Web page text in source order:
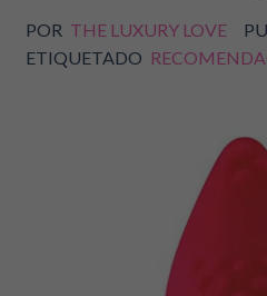
POR THE LUXURY LOVE
ETIQUETADO